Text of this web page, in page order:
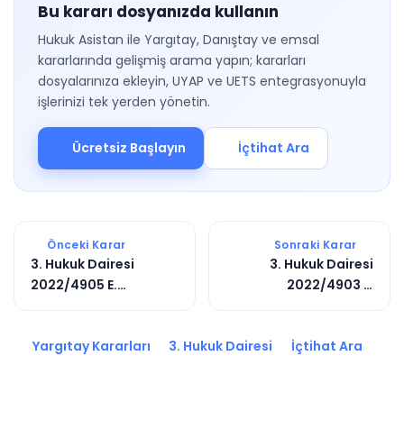
Bu kararı dosyanızda kullanın
Hukuk Asistan ile Yargıtay, Danıştay ve emsal
kararlarında gelişmiş arama yapın; kararları
dosyalarınıza ekleyin, UYAP ve UETS entegrasyonuyla
işlerinizi tek yerden yönetin.
Ücretsiz Başlayın İçtihat Ara
Önceki Karar
3. Hukuk Dairesi
2022/4905 E.
Sonraki Karar
3. Hukuk Dairesi
2022/4903 E.
Yargıtay Kararları 3. Hukuk Dairesi İçtihat Ara